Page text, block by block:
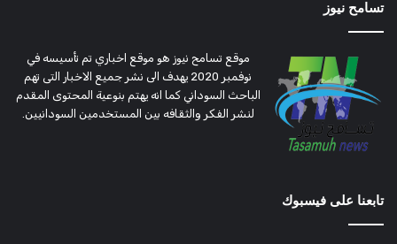
تسامح نيوز
موقع تسامح نيوز هو موقع اخباري تم تأسيسه في
نوفمبر 2020 يهدف الى نشر جميع الاخبار التى تهم
الباحث السوداني كما انه يهتم بنوعية المحتوى المقدم
لنشر الفكر والثقافه بين المستخدمين السودانيين.
تابعنا على فيسبوك